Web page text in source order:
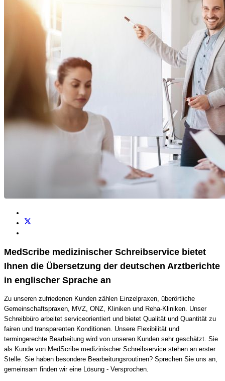
MedScribe medizinischer Schreibservice bietet
Ihnen die Übersetzung der deutschen Arztberichte
in englischer Sprache an
Zu unseren zufriedenen Kunden zählen Einzelpraxen, überörtliche
Gemeinschaftspraxen, MVZ, ONZ, Kliniken und Reha-Kliniken. Unser
Schreibbüro arbeitet serviceorientiert und bietet Qualität und Quantität zu
fairen und transparenten Konditionen. Unsere Flexibilität und
termingerechte Bearbeitung wird von unseren Kunden sehr geschätzt. Sie
als Kunde von MedScribe medizinischer Schreibservice stehen an erster
Stelle. Sie haben besondere Bearbeitungsroutinen? Sprechen Sie uns an,
gemeinsam finden wir eine Lösung - Versprochen.